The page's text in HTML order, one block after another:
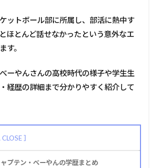
ットボール部に所属し、部活に熱中す
ほとんど話せなかったという意外なエ
す。
ーやんさんの高校時代の様子や学生生
経歴の詳細まで分かりやすく紹介して
プテン・べーやんの学歴まとめ